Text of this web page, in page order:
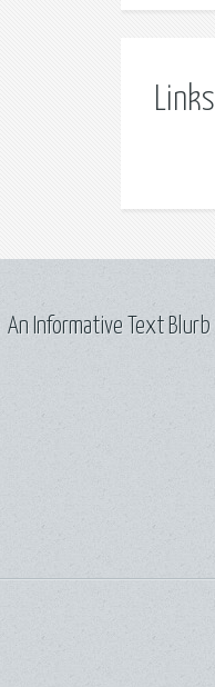
Links
An Informative Text Blurb